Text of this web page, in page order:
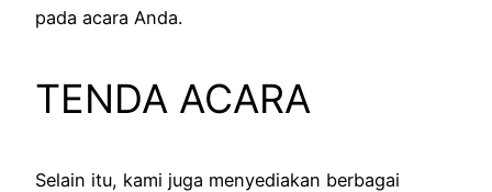
pada acara Anda.
TENDA ACARA
Selain itu, kami juga menyediakan berbagai